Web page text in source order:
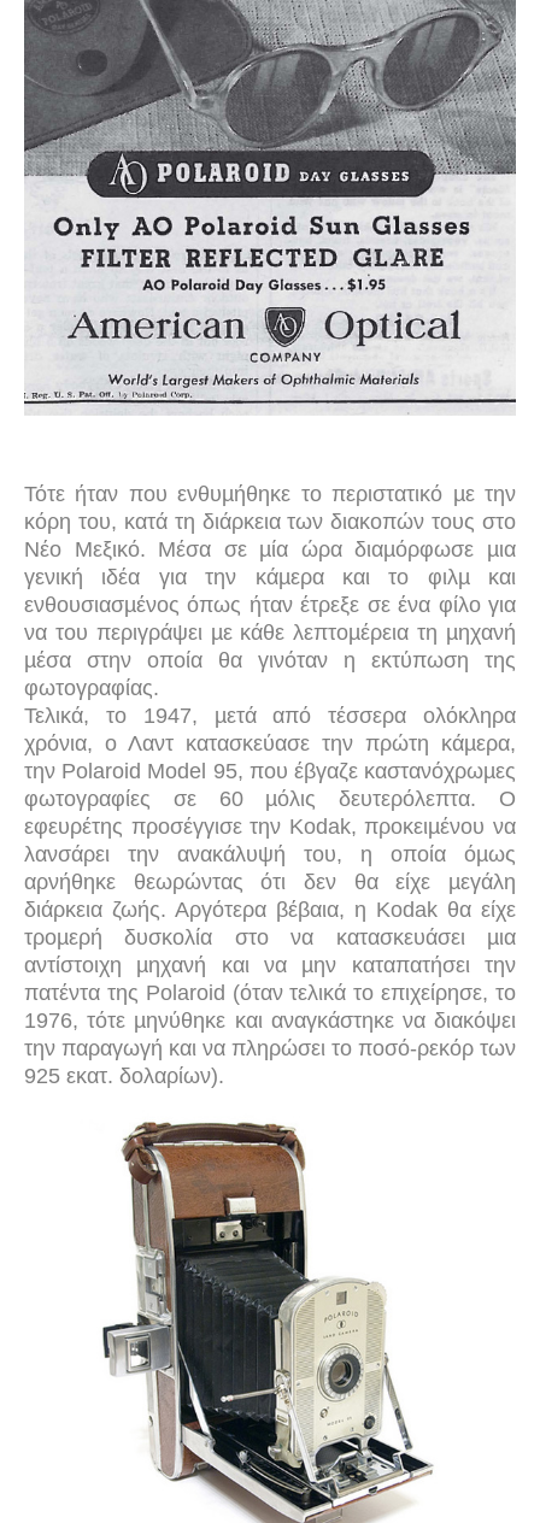
Τότε ήταν που ενθυµήθηκε το περιστατικό µε την
κόρη του, κατά τη διάρκεια των διακοπών τους στο
Νέο Μεξικό. Μέσα σε µία ώρα διαµόρφωσε µια
γενική ιδέα για την κάµερα και το φιλµ και
ενθουσιασµένος όπως ήταν έτρεξε σε ένα φίλο για
να του περιγράψει µε κάθε λεπτοµέρεια τη µηχανή
µέσα στην οποία θα γινόταν η εκτύπωση της
φωτογραφίας.
Τελικά, το 1947, µετά από τέσσερα ολόκληρα
χρόνια, ο Λαντ κατασκεύασε την πρώτη κάµερα,
την Polaroid Model 95, που έβγαζε καστανόχρωµες
φωτογραφίες σε 60 µόλις δευτερόλεπτα. Ο
εφευρέτης προσέγγισε την Kodak, προκειµένου να
λανσάρει την ανακάλυψή του, η οποία όµως
αρνήθηκε θεωρώντας ότι δεν θα είχε µεγάλη
διάρκεια ζωής. Αργότερα βέβαια, η Kodak θα είχε
τροµερή δυσκολία στο να κατασκευάσει µια
αντίστοιχη µηχανή και να µην καταπατήσει την
πατέντα της Polaroid (όταν τελικά το επιχείρησε, το
1976, τότε µηνύθηκε και αναγκάστηκε να διακόψει
την παραγωγή και να πληρώσει το ποσό-ρεκόρ των
925 εκατ. δολαρίων).